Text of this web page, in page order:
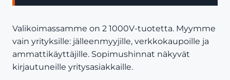
Valikoimassamme on 2 1000V-tuotetta. Myymme
vain yrityksille: jälleenmyyjille, verkkokaupoille ja
ammattikäyttäjille. Sopimushinnat näkyvät
kirjautuneille yritysasiakkaille.